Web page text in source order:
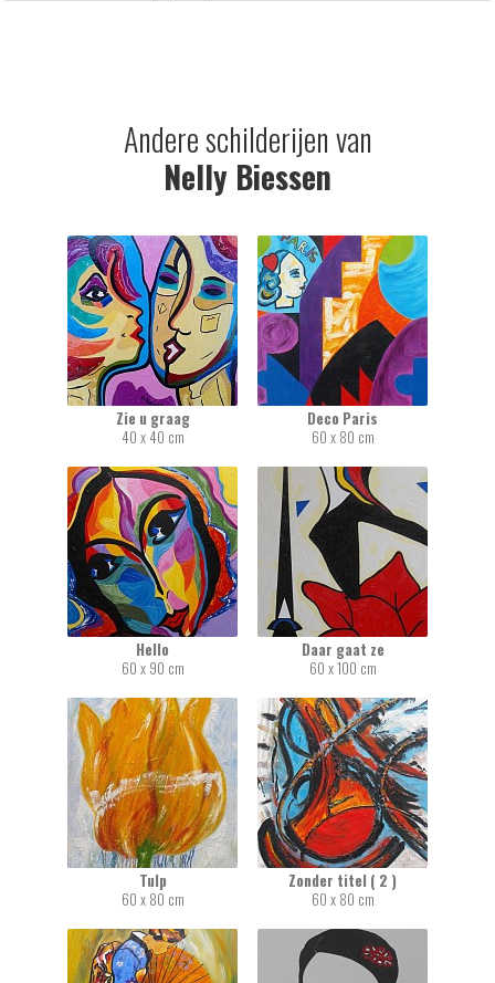
Andere schilderijen van
Nelly Biessen
Zie u graag
40 x 40 cm
Deco Paris
60 x 80 cm
Hello
60 x 90 cm
Daar gaat ze
60 x 100 cm
Tulp
60 x 80 cm
Zonder titel ( 2 )
60 x 80 cm